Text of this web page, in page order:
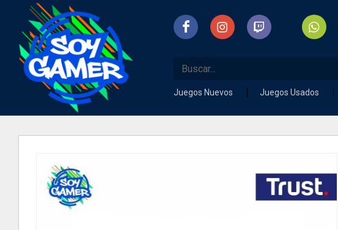
Juegos Nuevos Juegos Usados